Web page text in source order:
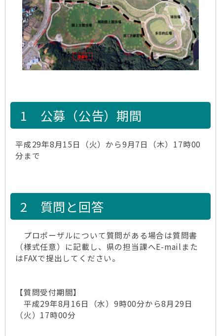
1 公募（公告）期間
平成29年8月15日（火）から9月7日（木）17時00
分まで
2 質問と回答
プロポーザルについて質問がある場合は質問書
（様式任意）に記載し、県の担当課へE-mailまた
はFAXで提出してください。
【質問受付期間】
平成29年8月16日（水）9時00分から8月29日
（火）17時00分